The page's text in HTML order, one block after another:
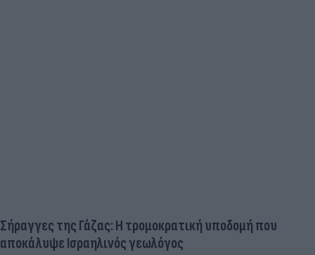
Σήραγγες της Γάζας: Η τρομοκρατική υποδομή που
αποκάλυψε Ισραηλινός γεωλόγος